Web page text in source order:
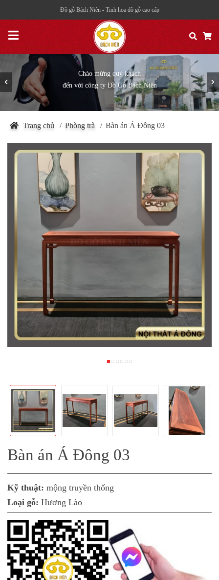
Đồ gỗ Bách Niên - Tinh hoa đồ gỗ cao cấp
Một trong những thương hiệu hàng đầu
về đồ gỗ nội thất cao cấp tại Việt Nam
Trang chủ / Phòng trà / Bàn án Á Đông 03
Bàn án Á Đông 03
Kỹ thuật: mộng truyền thống
Loại gỗ: Hương Lào